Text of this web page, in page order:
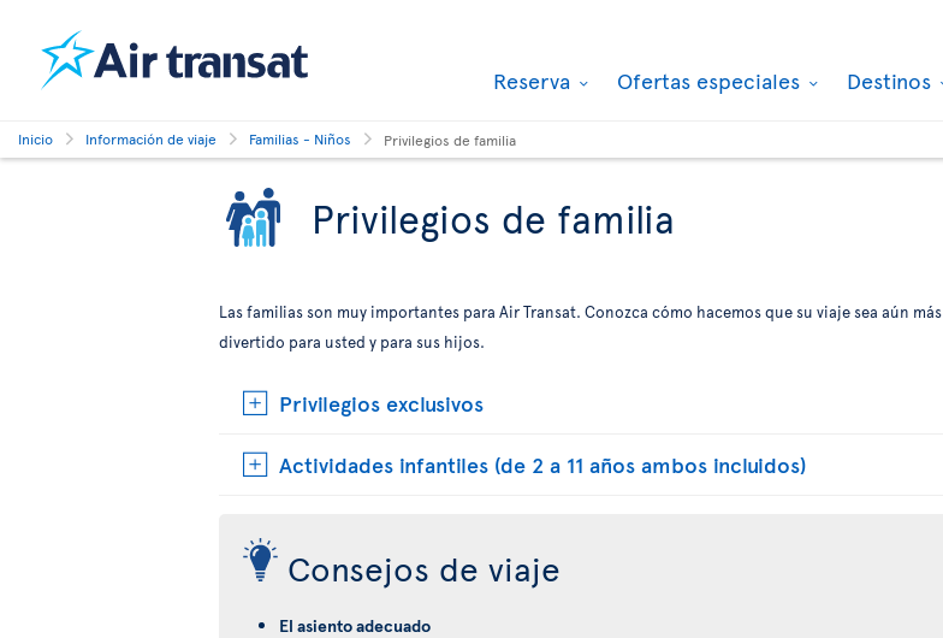
Reserva Ofertas especiales Destinos
Inicio Información de viaje Familias - Niños Privilegios de familia
Privilegios de familia
Las familias son muy importantes para Air Transat. Conozca cómo hacemos que su viaje sea aún más
divertido para usted y para sus hijos.
Privilegios exclusivos
Actividades infantiles (de 2 a 11 años ambos incluidos)
Consejos de viaje
El asiento adecuado